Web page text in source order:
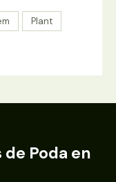
Plant
Poda en